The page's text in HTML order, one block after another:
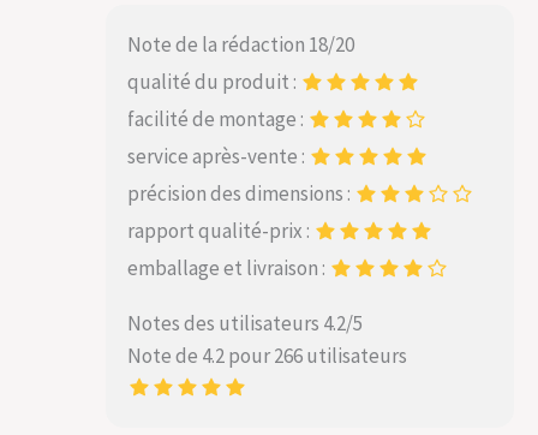
Note de la rédaction 18/20
qualité du produit :
facilité de montage :
service après-vente :
précision des dimensions :
rapport qualité-prix :
emballage et livraison :
Notes des utilisateurs 4.2/5
Note de 4.2 pour 266 utilisateurs